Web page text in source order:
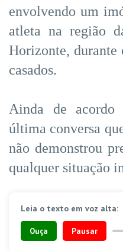
envolvendo um
atleta na região
Horizonte, durante
casados.
Ainda de acordo
última conversa
não demonstrou
qualquer situação
Leia o texto em voz alta:
Ouça Pausar